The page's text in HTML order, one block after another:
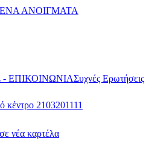
ΑΝΟΙΓΜΑΤΑ
ΕΠΙΚΟΙΝΩΝΙΑΣυχνές Ερωτήσεις
κέντρο 2103201111
νέα καρτέλα